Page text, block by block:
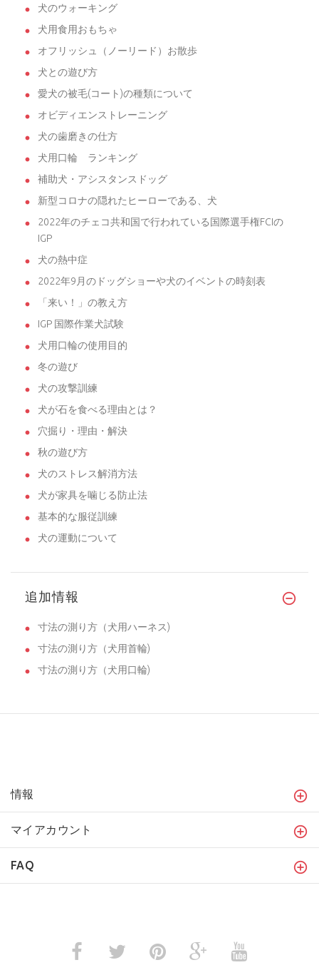
犬のウォーキング
犬用食用おもちゃ
オフリッシュ（ノーリード）お散歩
犬との遊び方
愛犬の被毛(コート)の種類について
オビディエンストレーニング
犬の歯磨きの仕方
犬用口輪 ランキング
補助犬・アシスタンスドッグ
新型コロナの隠れたヒーローである、犬
2022年のチェコ共和国で行われている国際選手権FCIの
IGP
犬の熱中症
2022年9月のドッグショーや犬のイベントの時刻表
「来い！」の教え方
IGP 国際作業犬試験
犬用口輪の使用目的
冬の遊び
犬の攻撃訓練
犬が石を食べる理由とは？
穴掘り・理由・解決
秋の遊び方
犬のストレス解消方法
犬が家具を噛じる防止法
基本的な服従訓練
犬の運動について
追加情報
寸法の測り方（犬用ハーネス)
寸法の測り方（犬用首輪)
寸法の測り方（犬用口輪)
情報
マイアカウント
FAQ